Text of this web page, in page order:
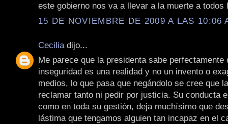
este gobierno nos va a llevar a la muerte a todos
15 DE NOVIEMBRE DE 2009 A LAS 10:06
Cecilia dijo...
Me parece que la presidenta sabe perfectamente
inseguridad es una realidad y no un invento o
medios, lo que pasa que negándolo se cree que
reclamar tanto ni pedir por justicia. Su conducta
como en toda su gestión, deja muchísimo que
lástima que tengamos alguien tan incapaz en el